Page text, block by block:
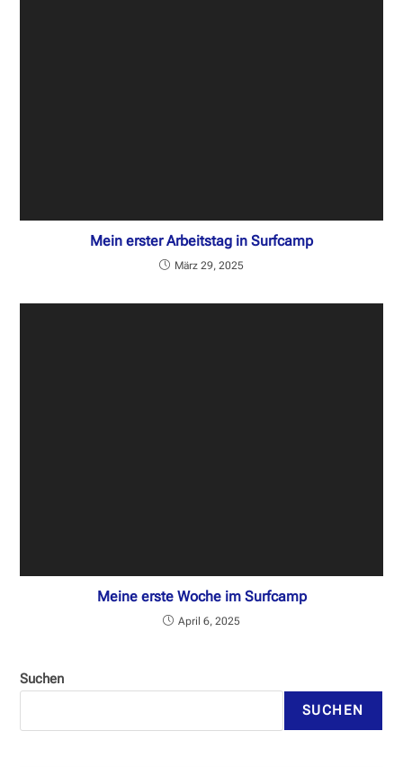
Mein erster Arbeitstag in Surfcamp
März 29, 2025
Meine erste Woche im Surfcamp
April 6, 2025
Suchen
SUCHEN